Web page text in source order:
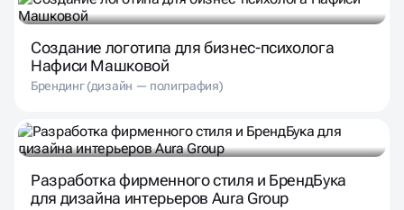
Создание логотипа для бизнес-психолога
Нафиси Машковой
Брендинг (дизайн — полиграфия)
Разработка фирменного стиля и БрендБука
для дизайна интерьеров Aura Group